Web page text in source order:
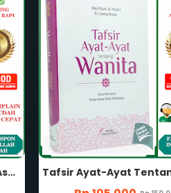
Tafsir Ayat-Ayat Tentang Wanita Disarikan dari Kitab-Kitab Tafsir Muktabar Karya Abu Isan Al-Atsari dan Ummu Ihsan Penerbit Pustaka Imam Asy-Syafii